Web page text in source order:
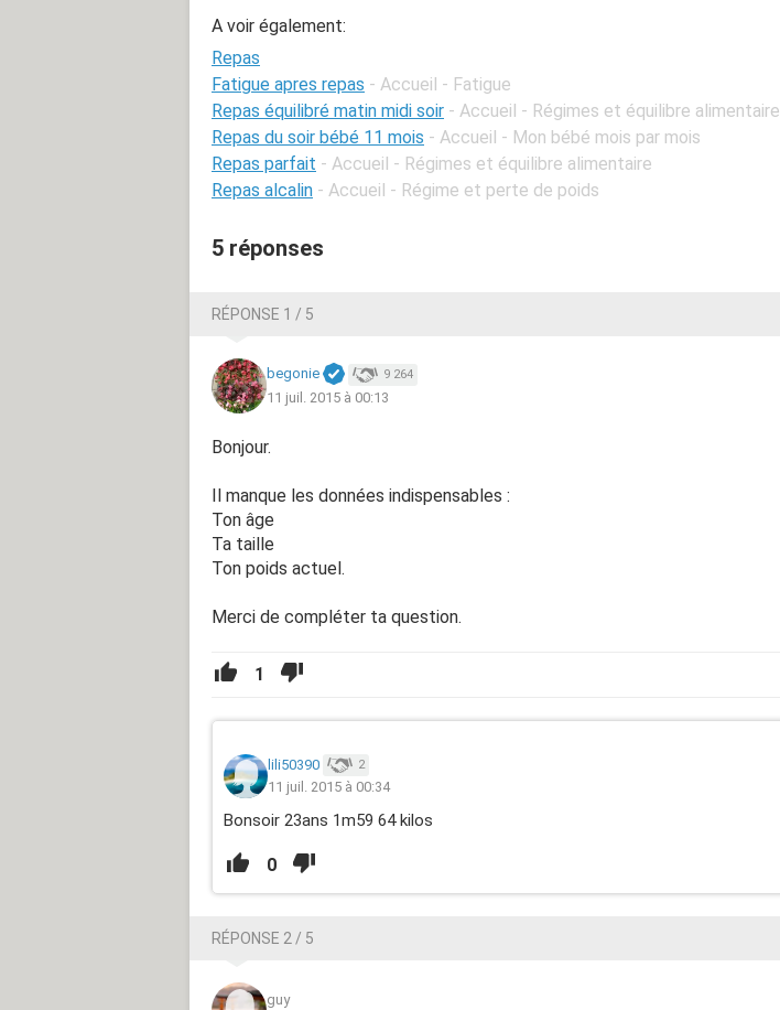
A voir également:
Repas
Fatigue apres repas - Accueil - Fatigue
Repas équilibré matin midi soir - Accueil - Régimes et équilibre alimentaire
Repas du soir bébé 11 mois - Accueil - Mon bébé mois par mois
Repas parfait - Accueil - Régimes et équilibre alimentaire
Repas alcalin - Accueil - Régime et perte de poids
5 réponses
RÉPONSE 1 / 5
begonie 9 264
11 juil. 2015 à 00:13
Bonjour.
Il manque les données indispensables :
Ton âge
Ta taille
Ton poids actuel.
Merci de compléter ta question.
1
lili50390 2
11 juil. 2015 à 00:34
Bonsoir 23ans 1m59 64 kilos
0
RÉPONSE 2 / 5
guy